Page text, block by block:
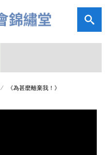
《為甚麼離棄我！》